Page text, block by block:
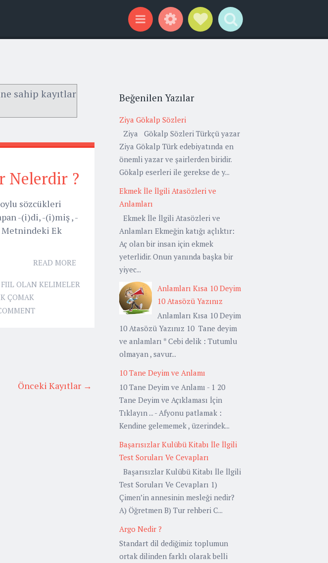
Menu WidgetsSocial Links
Search
sahip kayıtlar
Nelerdir ?
sözcükleri
-(i)di, -(i)miş , -
Metnindeki Ek
READ MORE
OLAN KELIMELER
ÇOMAK
Önceki Kayıtlar →
Beğenilen Yazılar
Ziya Gökalp Sözleri
Ziya Gökalp Sözleri Türkçü yazar
Ziya Gökalp Türk edebiyatında en
önemli yazar ve şairlerden biridir.
Gökalp eserleri ile gerekse de y...
Ekmek İle İlgili Atasözleri ve
Anlamları
Ekmek İle İlgili Atasözleri ve
Anlamları Ekmeğin katığı açlıktır:
Aç olan bir insan için ekmek
yeterlidir. Onun yanında başka bir
yiyec...
Anlamları Kısa 10 Deyim
10 Atasözü Yazınız
Anlamları Kısa 10 Deyim
10 Atasözü Yazınız 10 Tane deyim
ve anlamları * Cebi delik : Tutumlu
olmayan , savur...
10 Tane Deyim ve Anlamı
10 Tane Deyim ve Anlamı - 1 20
Tane Deyim ve Açıklaması İçin
Tıklayın ... - Afyonu patlamak :
Kendine gelememek , üzerindek...
Başarısızlar Kulübü Kitabı İle İlgili
Test Soruları Ve Cevapları
Başarısızlar Kulübü Kitabı İle İlgili
Test Soruları Ve Cevapları 1)
Çimen’in annesinin mesleği nedir?
A) Öğretmen B) Tur rehberi C...
Argo Nedir ?
Standart dil dediğimiz toplumun
ortak dilinden farklı olarak belli